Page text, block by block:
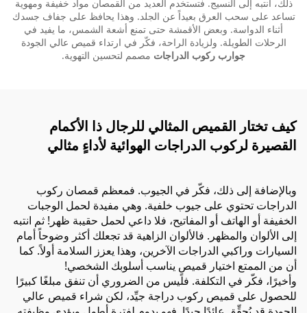
ذلك، انتبه إلى النسيج. فتستخدم العديد من القمصان مواد خفيفة ومهوية
تساعد على سحب العرق بعيداً عن الجلد. وهذا يحافظ على جفاف جسدك
أثناء الدواسة. وبعض الأقمشة حتى تمنع أشعة الشمس، ما يفيد في
الرحلات الطويلة. ولزيادة الراحة، فكّر في ارتداء قميص عالي الجودة
جوارب ركوب الدراجات مصمم لتحسين التهوية.
كيف تختار القميص المثالي للرجال ذا الأكمام
القصيرة لركوب الدراجات الهوائية لأداءٍ مثالي
وبالإضافة إلى ذلك، فكّر في الجيوب. فمعظم قمصان ركوب
الدراجات تحتوي على جيوب خلفية. وهي مفيدة لحمل الوجبات
الخفيفة أو الهاتف أو المفاتيح، فلا داعي لحمل حقيبة ظهر! ثم انتبه
إلى الألوان والمظهر. فالألوان الزاهية قد تجعلك أكثر وضوحاً أمام
السيارات وراكبي الدراجات الآخرين، وهذا يعزز السلامة أولاً. كما
أن من الممتع اختيار قميصٍ يناسب أسلوبك الشخصي!
وأخيرًا، فكّر في التكلفة. فليس من الضروري أن تنفق مبلغًا كبيرًا
للحصول على قميص ركوب دراجة جيِّد، لكن شراء قميص عالي